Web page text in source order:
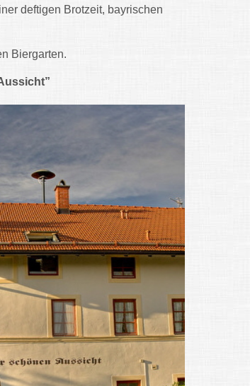
deftigen Brotzeit, bayrischen
Biergarten.